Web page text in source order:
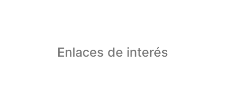
Enlaces de interés